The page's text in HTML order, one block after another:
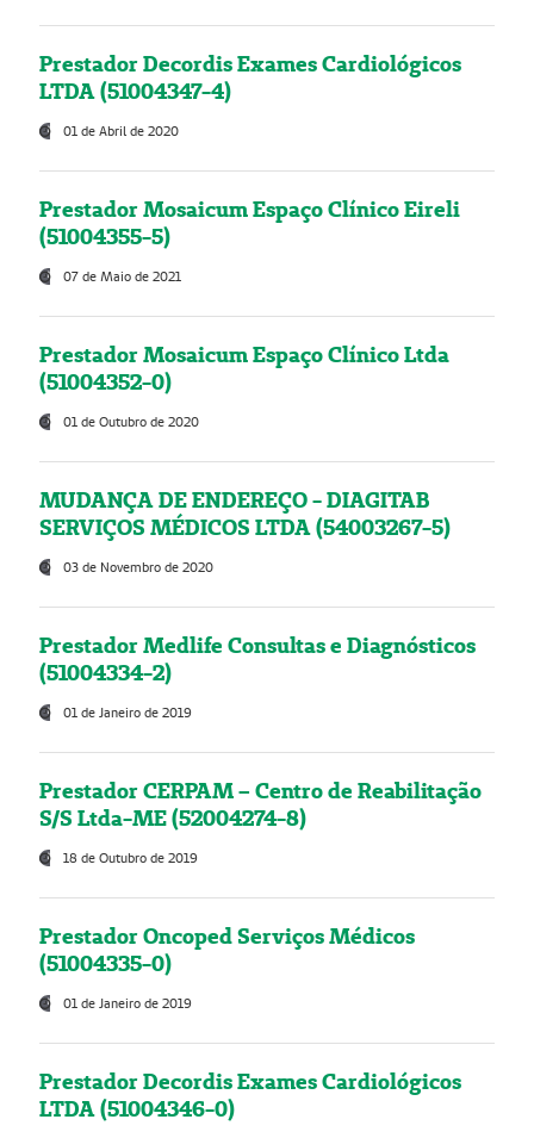
Prestador Decordis Exames Cardiológicos
LTDA (51004347-4)
01 de Abril de 2020
Prestador Mosaicum Espaço Clínico Eireli
(51004355-5)
07 de Maio de 2021
Prestador Mosaicum Espaço Clínico Ltda
(51004352-0)
01 de Outubro de 2020
MUDANÇA DE ENDEREÇO - DIAGITAB
SERVIÇOS MÉDICOS LTDA (54003267-5)
03 de Novembro de 2020
Prestador Medlife Consultas e Diagnósticos
(51004334-2)
01 de Janeiro de 2019
Prestador CERPAM – Centro de Reabilitação
S/S Ltda-ME (52004274-8)
18 de Outubro de 2019
Prestador Oncoped Serviços Médicos
(51004335-0)
01 de Janeiro de 2019
Prestador Decordis Exames Cardiológicos
LTDA (51004346-0)